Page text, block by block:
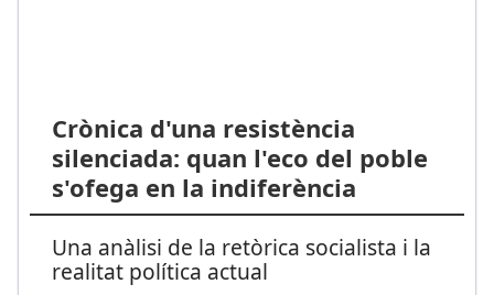
Crònica d'una resistència
silenciada: quan l'eco del poble
s'ofega en la indiferència
Una anàlisi de la retòrica socialista i la
realitat política actual